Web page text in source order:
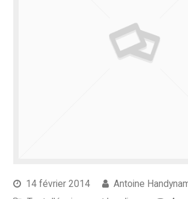
14 février 2014
Antoine